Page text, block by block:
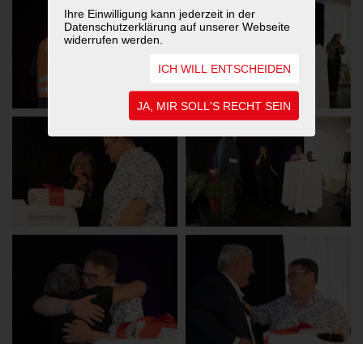
Ihre Einwilligung kann jederzeit in der
Datenschutzerklärung auf unserer Webseite
widerrufen werden.
ICH WILL ENTSCHEIDEN
JA, MIR SOLL'S RECHT SEIN